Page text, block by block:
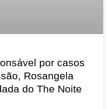
por casos
Rosangela
do The Noite